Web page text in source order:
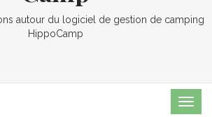
autour du logiciel de gestion de camping
HippoCamp